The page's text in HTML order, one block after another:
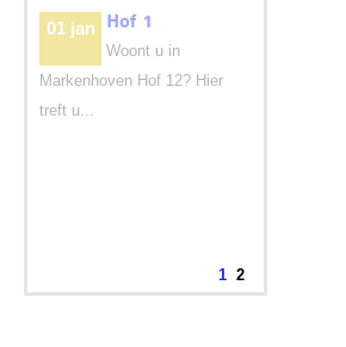
01 jan Hof 1
Woont u in
Markenhoven Hof 12? Hier
treft u...
1 2